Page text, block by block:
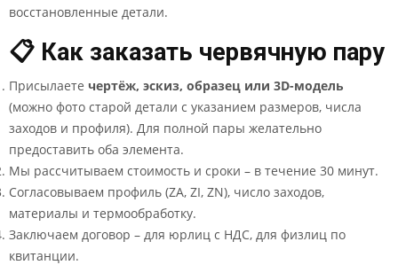
восстановленные детали.
📋 Как заказать червячную пару
Присылаете чертёж, эскиз, образец или 3D-модель
(можно фото старой детали с указанием размеров, числа
заходов и профиля). Для полной пары желательно
предоставить оба элемента.
Мы рассчитываем стоимость и сроки – в течение 30 минут.
Согласовываем профиль (ZA, ZI, ZN), число заходов,
материалы и термообработку.
Заключаем договор – для юрлиц с НДС, для физлиц по
квитанции.